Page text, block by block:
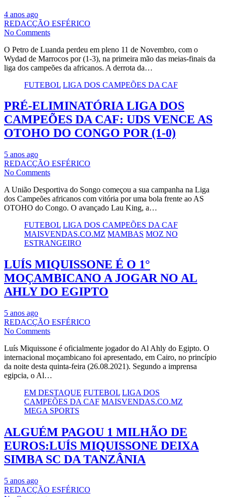
4 anos ago
REDACÇÃO ESFÉRICO
No Comments
O Petro de Luanda perdeu em pleno 11 de Novembro, com o
Wydad de Marrocos por (1-3), na primeira mão das meias-finais da
liga dos campeões da africanos. A derrota da…
FUTEBOL LIGA DOS CAMPEÕES DA CAF
PRÉ-ELIMINATÓRIA LIGA DOS
CAMPEÕES DA CAF: UDS VENCE AS
OTOHO DO CONGO POR (1-0)
5 anos ago
REDACÇÃO ESFÉRICO
No Comments
A União Desportiva do Songo começou a sua campanha na Liga
dos Campeões africanos com vitória por uma bola frente ao AS
OTOHO do Congo. O avançado Lau King, a…
FUTEBOL LIGA DOS CAMPEÕES DA CAF
MAISVENDAS.CO.MZ MAMBAS MOZ NO
ESTRANGEIRO
LUÍS MIQUISSONE É O 1°
MOÇAMBICANO A JOGAR NO AL
AHLY DO EGIPTO
5 anos ago
REDACÇÃO ESFÉRICO
No Comments
Luís Miquissone é oficialmente jogador do Al Ahly do Egipto. O
internacional moçambicano foi apresentado, em Cairo, no princípio
da noite desta quinta-feira (26.08.2021). Segundo a imprensa
egipcia, o Al…
EM DESTAQUE FUTEBOL LIGA DOS
CAMPEÕES DA CAF MAISVENDAS.CO.MZ
MEGA SPORTS
ALGUÉM PAGOU 1 MILHÃO DE
EUROS:LUÍS MIQUISSONE DEIXA
SIMBA SC DA TANZÂNIA
5 anos ago
REDACÇÃO ESFÉRICO